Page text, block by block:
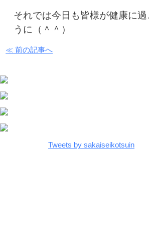
それでは今日も皆様が健康に過
うに（＾＾）
≪ 前の記事へ
Tweets by sakaiseikotsuin